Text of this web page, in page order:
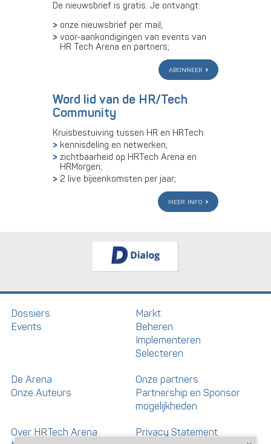
De nieuwsbrief is gratis. Je ontvangt:
onze nieuwsbrief per mail;
voor-aankondigingen van events van
HR Tech Arena en partners;
abonneer
Word lid van de HR/Tech
Community
Kruisbestuiving tussen HR en HRTech:
kennisdeling en netwerken;
zichtbaarheid op HRTech Arena en
HRMorgen;
2 live bijeenkomsten per jaar;
meer info
Dossiers
Events
Markt
Beheren
Implementeren
Selecteren
De Arena
Onze Auteurs
Onze partners
Partnership en Sponsor
mogelijkheden
Over HRTech Arena
Privacy Statement